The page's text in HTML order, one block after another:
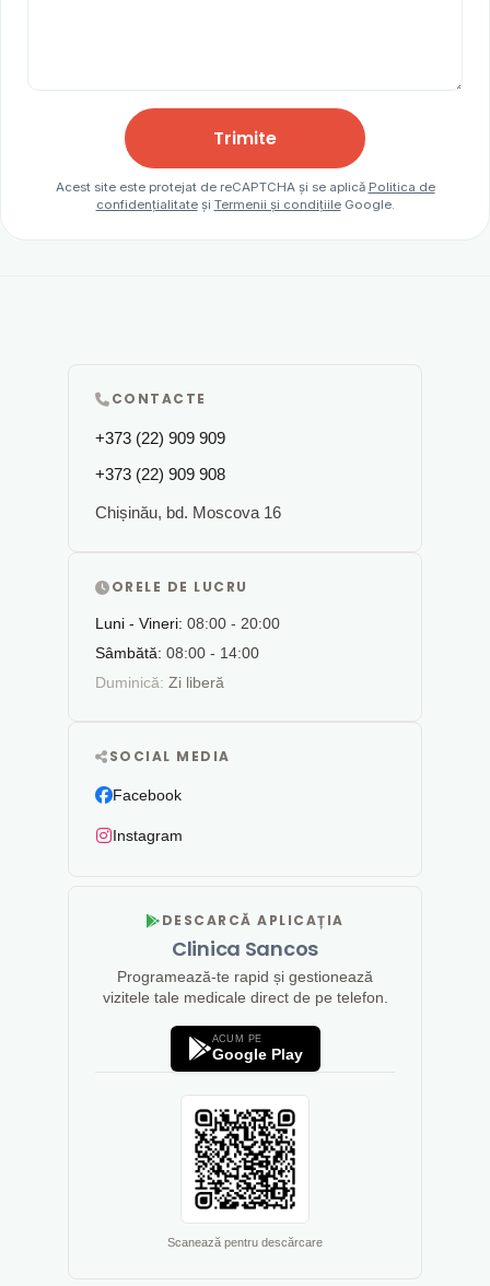
Trimite
Acest site este protejat de reCAPTCHA și se aplică Politica de
confidențialitateși Termenii și condițiileGoogle.
CONTACTE
+373 (22) 909 909
+373 (22) 909 908
Chișinău, bd. Moscova 16
ORELE DE LUCRU
Luni - Vineri: 08:00 - 20:00
Sâmbătă: 08:00 - 14:00
Duminică: Zi liberă
SOCIAL MEDIA
Facebook
Instagram
DESCARCĂ APLICAȚIA
Clinica Sancos
Programează-te rapid și gestionează
vizitele tale medicale direct de pe telefon.
ACUM PE
Google Play
Scanează pentru descărcare